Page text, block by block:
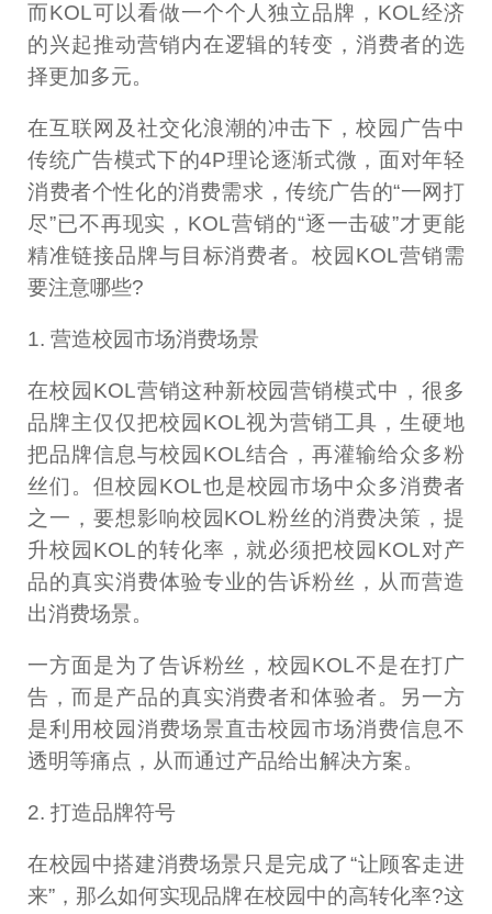
而KOL可以看做一个个人独立品牌，KOL经济
的兴起推动营销内在逻辑的转变，消费者的选
择更加多元。
在互联网及社交化浪潮的冲击下，校园广告中
传统广告模式下的4P理论逐渐式微，面对年轻
消费者个性化的消费需求，传统广告的“一网打
尽”已不再现实，KOL营销的“逐一击破”才更能
精准链接品牌与目标消费者。校园KOL营销需
要注意哪些?
1. 营造校园市场消费场景
在校园KOL营销这种新校园营销模式中，很多
品牌主仅仅把校园KOL视为营销工具，生硬地
把品牌信息与校园KOL结合，再灌输给众多粉
丝们。但校园KOL也是校园市场中众多消费者
之一，要想影响校园KOL粉丝的消费决策，提
升校园KOL的转化率，就必须把校园KOL对产
品的真实消费体验专业的告诉粉丝，从而营造
出消费场景。
一方面是为了告诉粉丝，校园KOL不是在打广
告，而是产品的真实消费者和体验者。另一方
是利用校园消费场景直击校园市场消费信息不
透明等痛点，从而通过产品给出解决方案。
2. 打造品牌符号
在校园中搭建消费场景只是完成了“让顾客走进
来”，那么如何实现品牌在校园中的高转化率?这